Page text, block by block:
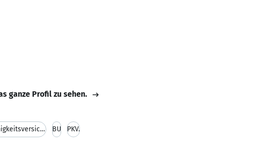
ganze Profil zu sehen.
Dienstunfähigkeits- und Berufsunfähigkeitsversiche BU PKV.